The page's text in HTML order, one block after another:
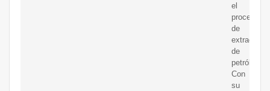
el
proceso
de
extracción
de
petróleo.
Con
su